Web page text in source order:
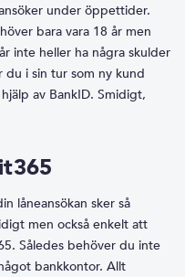
under öppettider.
bara vara 18 år men
inte heller ha några skulder
du i sin tur som ny kund
av BankID. Smidigt,
låneansökan sker så
men också enkelt att
Således behöver du inte
bankkontor. Allt